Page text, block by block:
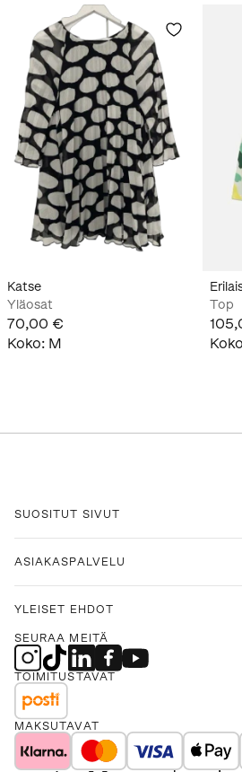
Katse
Yläosat
70,00 €
Koko: M
Top
Koko
SUOSITUT SIVUT
ASIAKASPALVELU
YLEISET EHDOT
SEURAA MEITÄ
TOIMITUSTAVAT
MAKSUTAVAT